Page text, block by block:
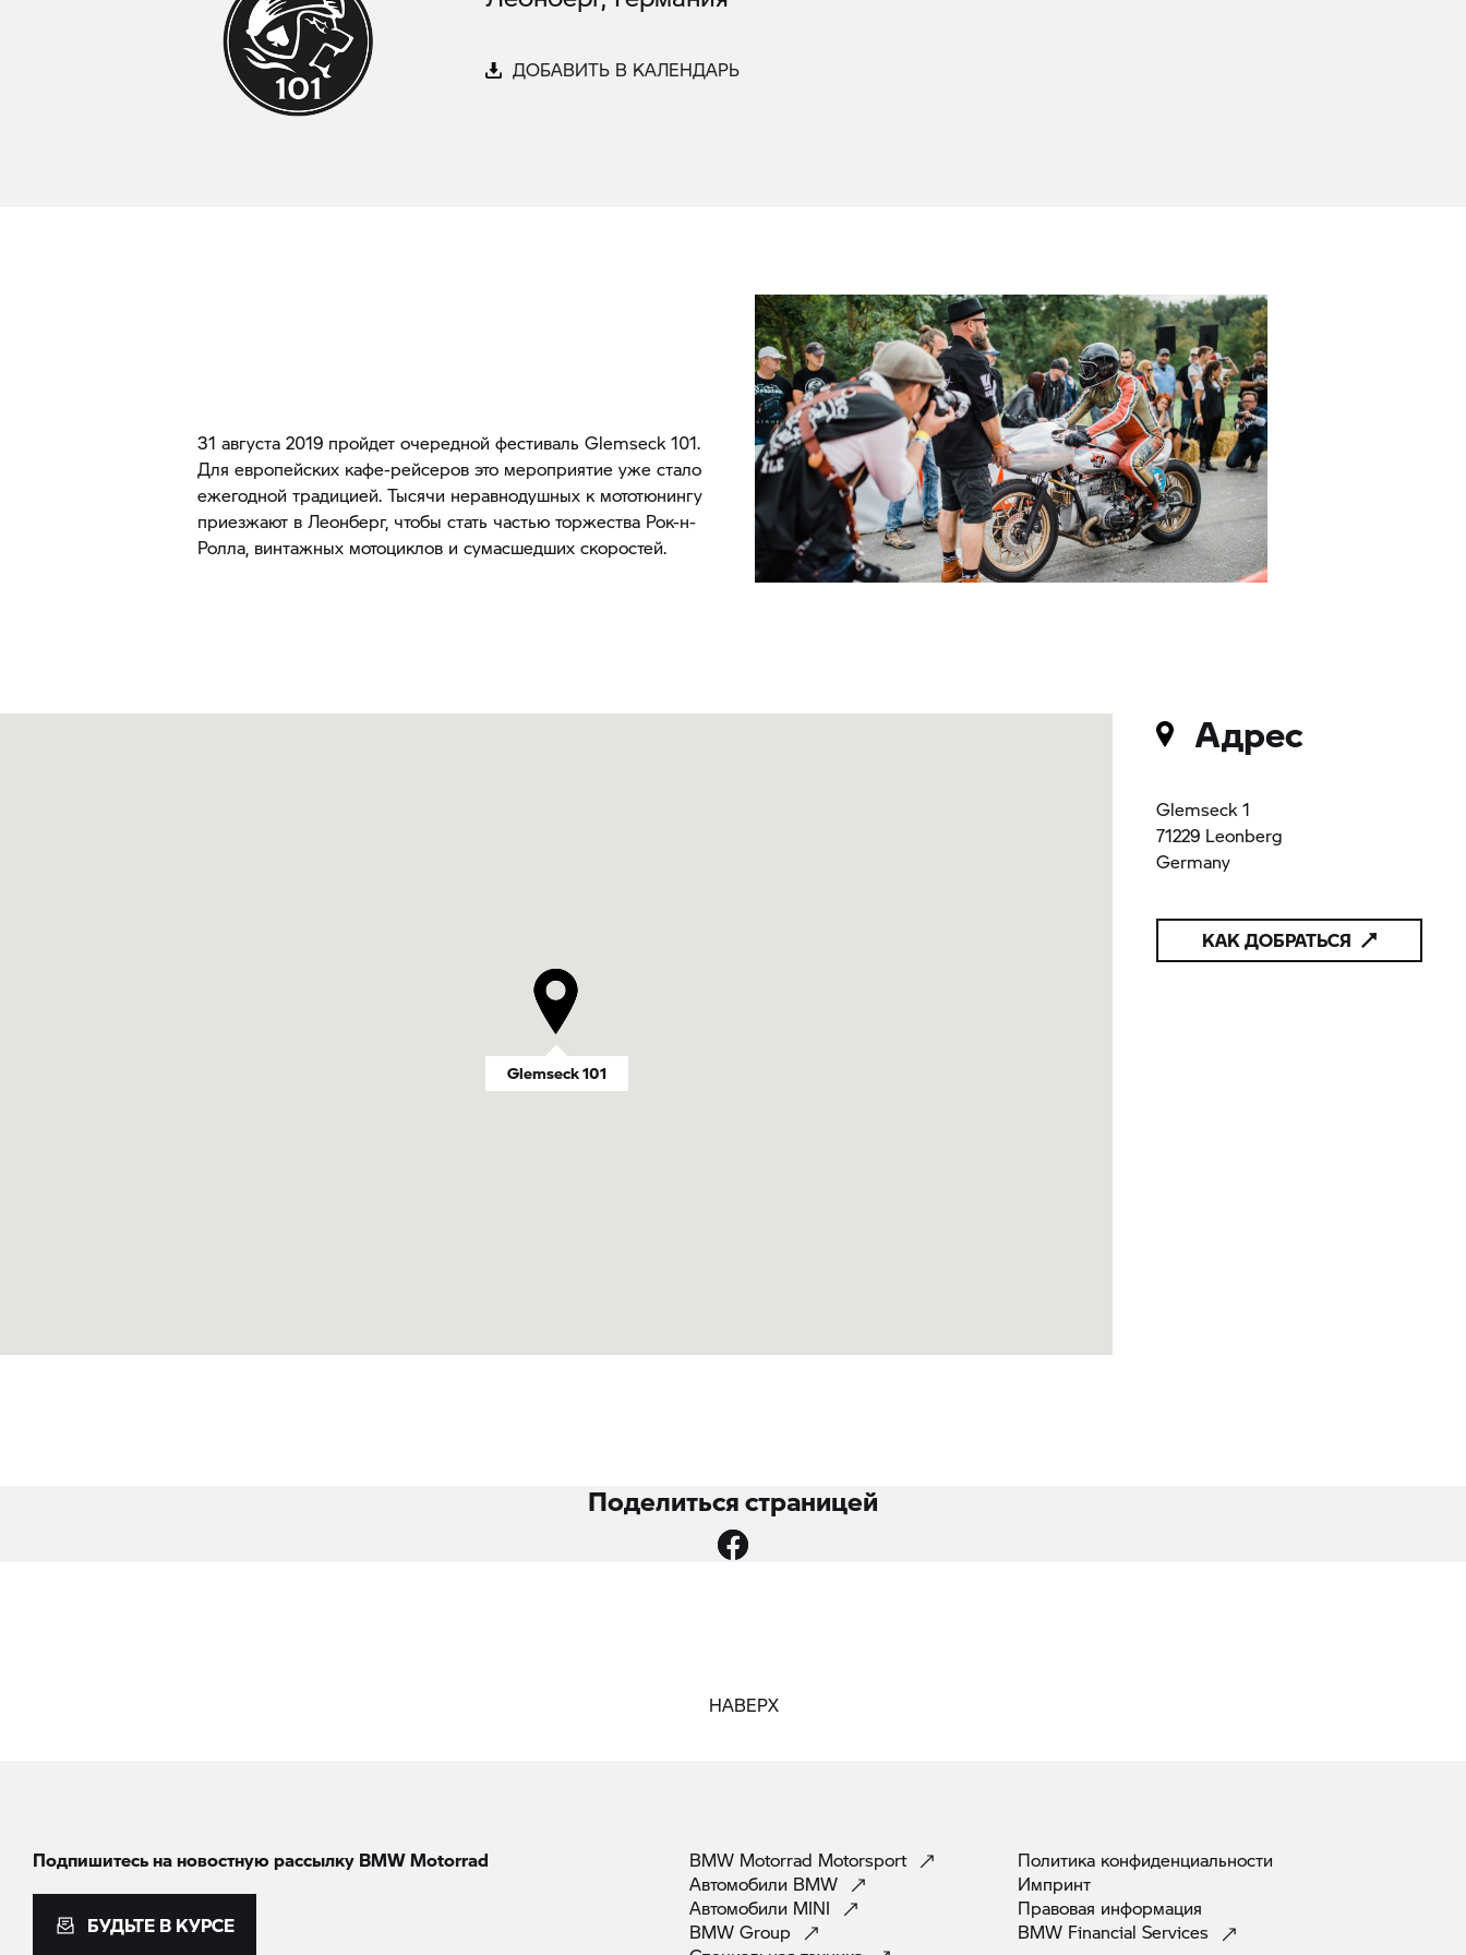
ДОБАВИТЬ В КАЛЕНДАРЬ
31 августа 2019 пройдет очередной фестиваль Glemseck 101.
Для европейских кафе-рейсеров это мероприятие уже стало
ежегодной традицией. Тысячи неравнодушных к мототюнингу
приезжают в Леонберг, чтобы стать частью торжества Рок-н-
Ролла, винтажных мотоциклов и сумасшедших скоростей.
Адрес
Glemseck 1
71229 Leonberg
Germany
КАК ДОБРАТЬСЯ
Glemseck 101
Glemseck 101
Поделиться страницей
НАВЕРХ
Подпишитесь на новостную рассылку BMW Motorrad
БУДЬТЕ В КУРСЕ
BMW Motorrad Motorsport
Автомобили BMW
Автомобили MINI
BMW Group
Политика конфиденциальности
Импринт
Правовая информация
BMW Financial Services